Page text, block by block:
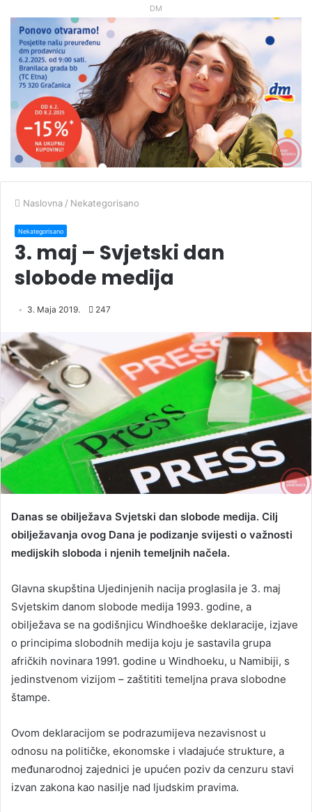
DM
Naslovna / Nekategorisano
Nekategorisano
3. maj – Svjetski dan
slobode medija
3. Maja 2019. 247
Danas se obilježava Svjetski dan slobode medija. Cilj
obilježavanja ovog Dana je podizanje svijesti o važnosti
medijskih sloboda i njenih temeljnih načela.
Glavna skupština Ujedinjenih nacija proglasila je 3. maj
Svjetskim danom slobode medija 1993. godine, a
obilježava se na godišnjicu Windhoeške deklaracije, izjave
o principima slobodnih medija koju je sastavila grupa
afričkih novinara 1991. godine u Windhoeku, u Namibiji, s
jedinstvenom vizijom – zaštititi temeljna prava slobodne
štampe.
Ovom deklaracijom se podrazumijeva nezavisnost u
odnosu na političke, ekonomske i vladajuće strukture, a
međunarodnoj zajednici je upućen poziv da cenzuru stavi
izvan zakona kao nasilje nad ljudskim pravima.